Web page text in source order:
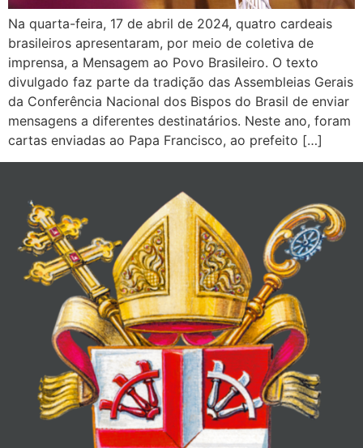
Na quarta-feira, 17 de abril de 2024, quatro cardeais
brasileiros apresentaram, por meio de coletiva de
imprensa, a Mensagem ao Povo Brasileiro. O texto
divulgado faz parte da tradição das Assembleias Gerais
da Conferência Nacional dos Bispos do Brasil de enviar
mensagens a diferentes destinatários. Neste ano, foram
cartas enviadas ao Papa Francisco, ao prefeito […]